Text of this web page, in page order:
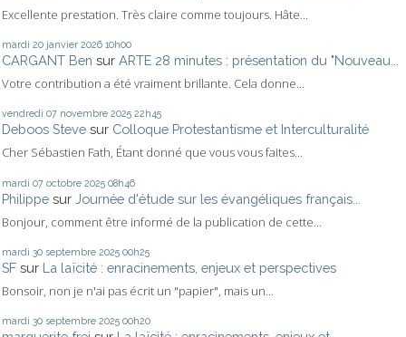
Excellente prestation. Très claire comme toujours. Hâte...
mardi 20 janvier 2026 10h00
CARGANT Ben sur ARTE 28 minutes : présentation du "Nouveau...
Votre contribution a été vraiment brillante. Cela donne...
vendredi 07 novembre 2025 22h45
Deboos Steve sur Colloque Protestantisme et Interculturalité
Cher Sébastien Fath, Étant donné que vous vous faites...
mardi 07 octobre 2025 08h46
Philippe sur Journée d'étude sur les évangéliques français...
Bonjour, comment être informé de la publication de cette...
mardi 30 septembre 2025 00h25
SF sur La laïcité : enracinements, enjeux et perspectives
Bonsoir, non je n'ai pas écrit un "papier", mais un...
mardi 30 septembre 2025 00h20